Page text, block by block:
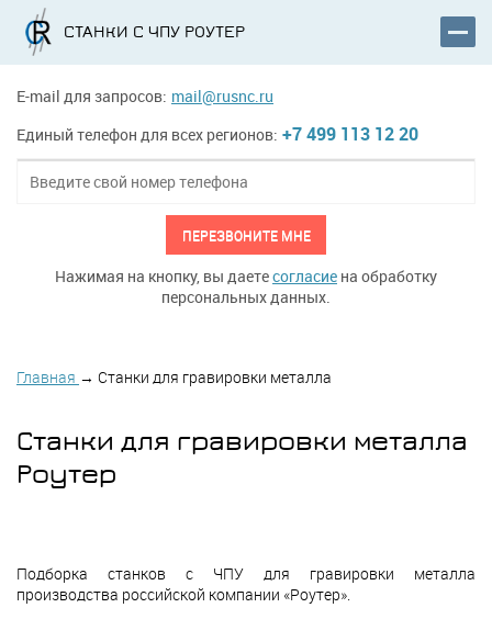
СТАНКИ С ЧПУ РОУТЕР
E-mail для запросов: mail@rusnc.ru
Единый телефон для всех регионов: +7 499 113 12 20
ПЕРЕЗВОНИТЕ МНЕ
Нажимая на кнопку, вы даетесогласие на обработку
персональных данных.
Главная → Станки для гравировки металла
Станки для гравировки металла
Роутер
Подборка станков с ЧПУ для гравировки металла
производства российской компании «Роутер».